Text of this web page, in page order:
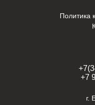
Политика
+7
г.